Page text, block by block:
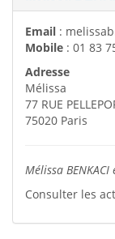
Email :
Mobile : 01 83
Adresse
Mélissa
77 RUE
75020 Paris
Mélissa
Consulter les